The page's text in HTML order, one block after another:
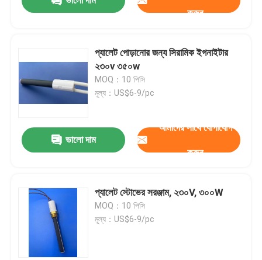
করুন
প্যালেট পোড়ানোর জন্য সিরামিক ইগনাইটার
২৩০v ৩৫০w
MOQ：10 পিসি
মূল্য：US$6-9/pc
ভালো দাম
আমাদের সাথে যোগাযোগ
করুন
প্যালেট স্টোভের সরঞ্জাম, ২৩০V, ৩০০W
MOQ：10 পিসি
মূল্য：US$6-9/pc